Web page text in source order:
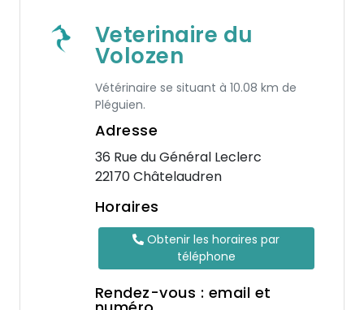
Veterinaire du
Volozen
Vétérinaire se situant à 10.08 km de
Pléguien.
Adresse
36 Rue du Général Leclerc
22170 Châtelaudren
Horaires
Obtenir les horaires par
téléphone
Rendez-vous : email et